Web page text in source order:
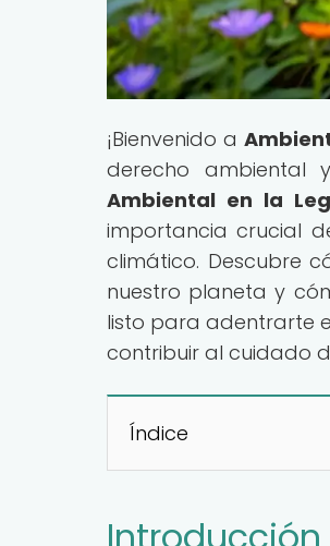
¡Bienvenido a
derecho ambiental
Ambiental en la
importancia crucial
climático. Descubre
nuestro planeta y
listo para adentrarte
contribuir al cuidado
Índice